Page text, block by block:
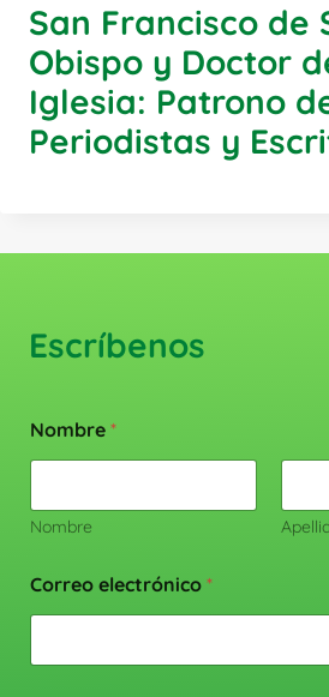
San Francisco de
Obispo y Doctor
Iglesia: Patrono
Periodistas y
Escríbenos
Nombre *
Nombre
Correo electrónico *